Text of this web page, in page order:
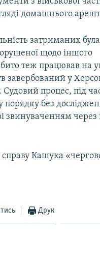
домашнього
затриманих
щодо іншого
теж працював на
завербований у
процес, під
без
звинуваченням через
справу Кашука
Друк